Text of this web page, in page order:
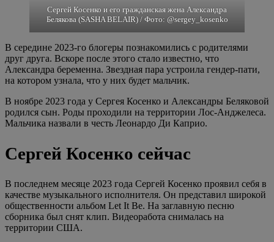
Сергей Косенко и его гражданская жена Александра
Белякова (SASHA BELAIR) / Фото: @sergey_kosenko
В середине 2023-го блогеры познакомились с родителями
друг друга. Вскоре после этого стало известно, что
Александра беременна. Звездная пара устроила гендер-пати,
на котором узнала, что у них будет мальчик.
В ноябре 2023 года у Сергея Косенко и Александры Беляковой
родился сын. Роды проходили на территории Лос-Анджелеса.
Мальчика назвали в честь Леонардо Ди Каприо.
Сергей Косенко сейчас
В последнем месяце 2023 года Сергей Косенко проявил себя в
качестве музыкального исполнителя. Он представил широкой
общественности альбом Let It Be. На заглавную песню
сборника был снят клип. Видеоработа снималась на
территории США.